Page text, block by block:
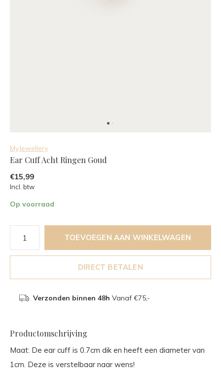
MyJewellery
Ear Cuff Acht Ringen Goud
€15,99
Incl. btw
Op voorraad
TOEVOEGEN AAN WINKELWAGEN
DIRECT BETALEN
Verzonden binnen 48h Vanaf €75,-
Productomschrijving
Maat: De ear cuff is 0.7cm dik en heeft een diameter van
1cm. Deze is verstelbaar naar wens!